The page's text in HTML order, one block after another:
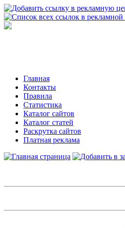
Главная
Контакты
Правила
Статистика
Каталог сайтов
Каталог статей
Раскрутка сайтов
Платная реклама